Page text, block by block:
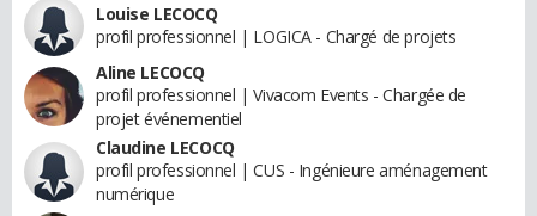
Louise LECOCQ
profil professionnel | LOGICA - Chargé de projets
Aline LECOCQ
profil professionnel | Vivacom Events - Chargée de
projet événementiel
Claudine LECOCQ
profil professionnel | CUS - Ingénieure aménagement
numérique